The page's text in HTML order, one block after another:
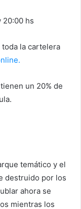
20:00 hs
la cartelera
un 20% de
temático y el
destruido por los
ahora se
mientras los